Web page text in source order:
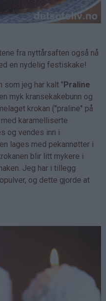
fra nyttårsaften også nå
en nydelig festiskake!
som jeg har kalt " Praline
myk kransekakebunn og
krokan ("praline" på
karamelliserte
og vendes inn i
lages med pekannøtter i
blir litt mykere i
Jeg har i tillegg
og dette gjorde at